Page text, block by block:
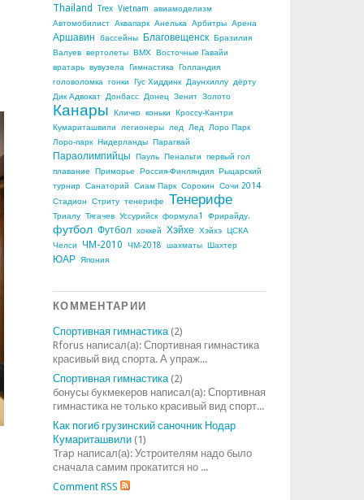
Thailand Trex Vietnam
авиамоделизм
Автомобилист Аквапарк Анелька Арбитры Арена
Аршавин бассейны Благовещенск Бразилия
Валуев вертолеты ВМХ
Восточные Гавайи
вратарь вувузела Гимнастика
Голландия
головоломка
гонки Гус Хиддинк Даунхиллу
дёрту
Дик Адвокат
Донбасс Донец Зенит Золото
Канары Кличко коньки
Кроссу-Кантри
Кумариташвили
легионеры лед Лед
Лоро Парк
Лоро-парк Нидерланды Парагвай
Параолимпийцы Пауль Пенальти
первый гол
плавание
Приморье Россия-Финляндия Рыцарский
турнир Санаторий Сиам Парк Сорокин
Сочи 2014
Стадион
Стриту тенерифе Тенерифе
Триалу Тягачев Уссурийск формула1 Фрирайду.
футбол Футбол хоккей Хэйхе Хэйхэ ЦСКА
Челси
ЧМ-2010 ЧМ-2018 шахматы Шахтер
ЮАР Япония
КОММЕНТАРИИ
Спортивная гимнастика (2)
Rforus написал(а): Спортивная гимнастика
красивый вид спорта. А упраж...
Спортивная гимнастика (2)
бонусы букмекеров написал(а): Спортивная
гимнастика не только красивый вид спорт...
Как погиб грузинский саночник Нодар
Кумариташвили (1)
Trap написал(а): Устроителям надо было
сначала самим прокатится но ...
Comment RSS